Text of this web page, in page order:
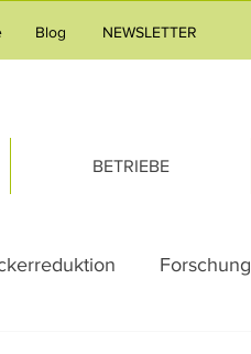
Blog NEWSLETTER
BETRIEBE
Forschung